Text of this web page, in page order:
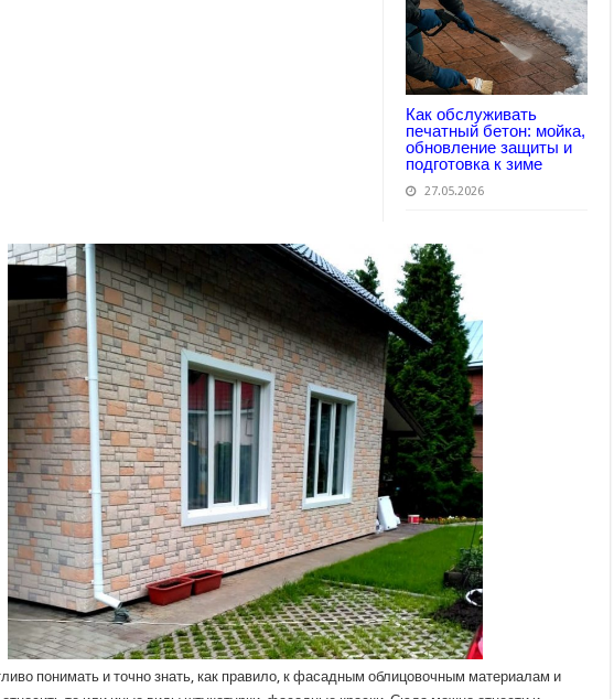
Как обслуживать
печатный бетон: мойка,
обновление защиты и
подготовка к зиме
27.05.2026
понимать и точно знать, как правило, к фасадным облицовочным материалам и